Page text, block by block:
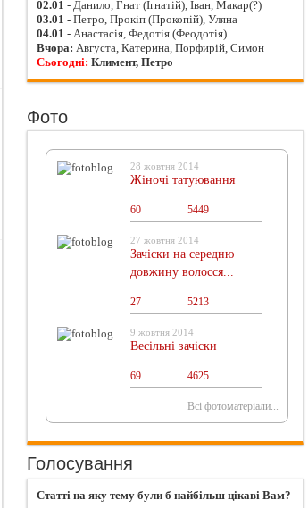
02.01 - Данило, Гнат (Ігнатій), Іван, Макар(?)
03.01 - Петро, Прокіп (Прокопій), Уляна
04.01 - Анастасія, Федотія (Феодотія)
Вчора: Августа, Катерина, Порфирій, Симон
Сьогодні: Климент, Петро
Фото
28 жовтня 2014
Жіночі татуювання
60 5449
27 жовтня 2014
Зачіски на середню
довжину волосся...
27 5213
9 жовтня 2014
Весільні зачіски
69 4625
Всі фотоматеріали...
Голосування
Статті на яку тему були б найбільш цікаві Вам?